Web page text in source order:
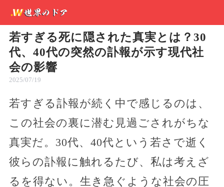
若すぎる死に隠された真実とは？30
代、40代の突然の訃報が示す現代社
会の影響
2025/07/19
若すぎる訃報が続く中で感じるのは、
この社会の裏に潜む見過ごされがちな
真実だ。30代、40代という若さで逝く
彼らの訃報に触れるたび、私は考えざ
るを得ない。生き急ぐような社会の圧